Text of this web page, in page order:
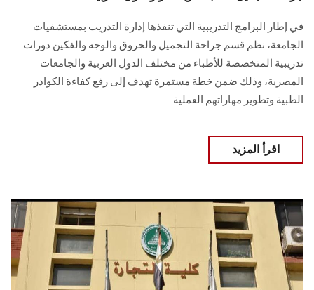
في إطار البرامج التدريبية التي تنفذها إدارة التدريب بمستشفيات
الجامعة، نظم قسم جراحة التجميل والحروق والوجه والفكين دورات
تدريبية المتخصصة للأطباء من مختلف الدول العربية والجامعات
المصرية، وذلك ضمن خطة مستمرة تهدف إلى رفع كفاءة الكوادر
الطبية وتطوير مهاراتهم العملية
اقرأ المزيد